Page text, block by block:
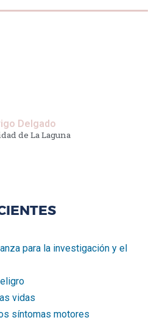
Delgado
de La Laguna
para la investigación y el
vidas
síntomas motores